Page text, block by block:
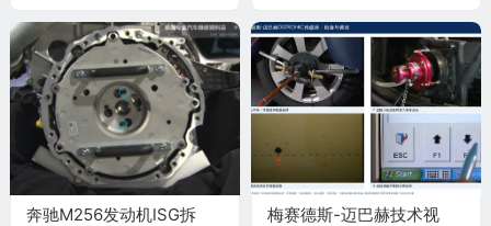
奔驰M256发动机ISG拆
梅赛德斯-迈巴赫技术视